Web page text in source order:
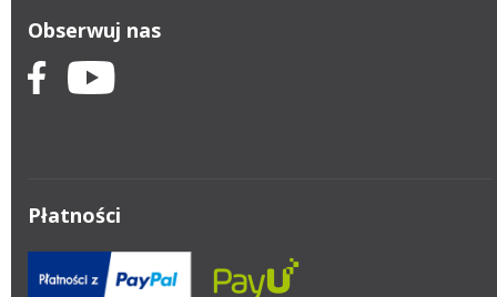
Obserwuj nas
Płatności